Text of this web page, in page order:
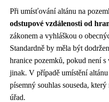
Při umísťování altánu na
odstupové vzdálenosti od
zákonem a vyhláškou o
Standardně by měla být
hranice pozemků, pokud není
jinak. V případě umístění
písemný souhlas souseda,
úřad.